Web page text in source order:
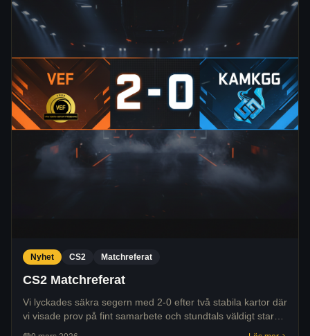
Nyhet CS2 Matchreferat
CS2 Matchreferat
Vi lyckades säkra segern med 2-0 efter två stabila kartor där
vi visade prov på fint samarbete och stundtals väldigt starkt